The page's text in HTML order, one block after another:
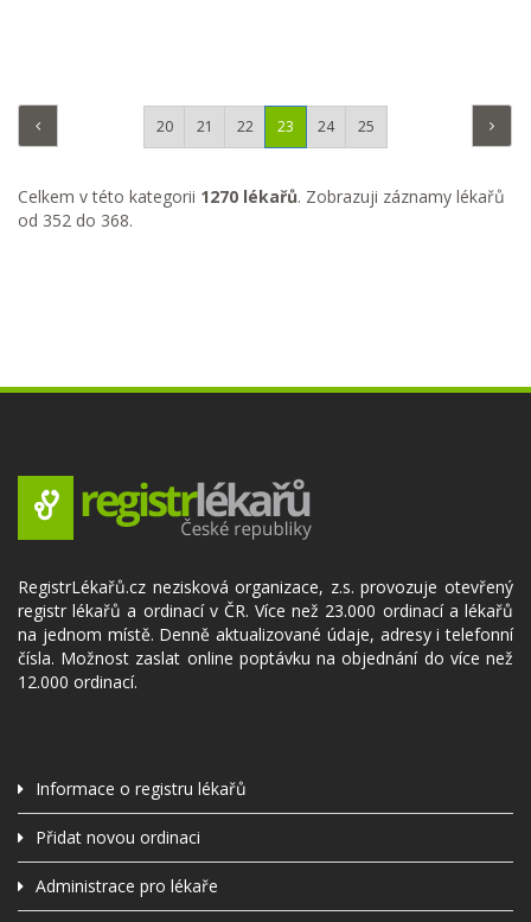
20 21 22 23 24 25
Celkem v této kategorii 1270 lékařů. Zobrazuji záznamy lékařů
od 352 do 368.
RegistrLékařů.cz nezisková organizace, z.s. provozuje otevřený
registr lékařů a ordinací v ČR. Více než 23.000 ordinací a lékařů
na jednom místě. Denně aktualizované údaje, adresy i telefonní
čísla. Možnost zaslat online poptávku na objednání do více než
12.000 ordinací.
Informace o registru lékařů
Přidat novou ordinaci
Administrace pro lékaře